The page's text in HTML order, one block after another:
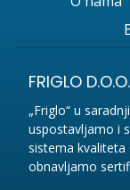
FRIGLO D.O.O.
„Friglo“ u
uspostavljamo i
sistema kvaliteta
obnavljamo